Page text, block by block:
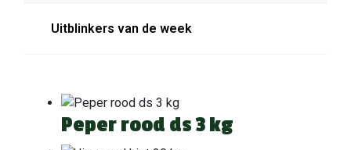
Uitblinkers van de week
Peper rood ds 3 kg